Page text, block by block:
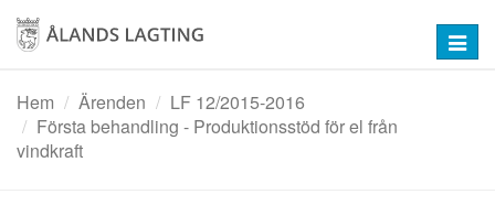
Hoppa
huvudinnehåll
Hem
Ärenden
LF 12/2015-2016
Första behandling - Produktionsstöd för el från
vindkraft